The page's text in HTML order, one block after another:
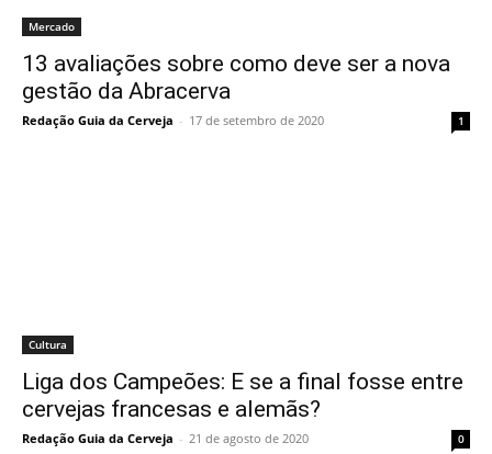
Mercado
13 avaliações sobre como deve ser a nova
gestão da Abracerva
Redação Guia da Cerveja - 17 de setembro de 2020 1
Cultura
Liga dos Campeões: E se a final fosse entre
cervejas francesas e alemãs?
Redação Guia da Cerveja - 21 de agosto de 2020 0